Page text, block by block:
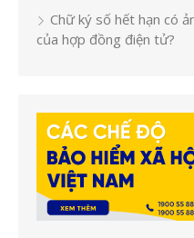
Chữ ký số hết hạn có
của hợp đồng điện tử?